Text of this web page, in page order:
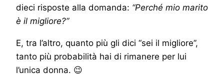
dieci risposte alla domanda: “Perché mio marito
è il migliore?”
E, tra l’altro, quanto più gli dici “sei il migliore”,
tanto più probabilità hai di rimanere per lui
l’unica donna. 😉